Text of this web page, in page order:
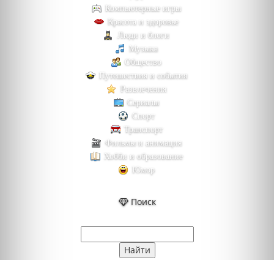
Компьютерные игры
Красота и здоровье
Люди и блоги
Музыка
Общество
Путешествия и события
Развлечения
Сериалы
Спорт
Транспорт
Фильмы и анимация
Хобби и образование
Юмор
Поиск